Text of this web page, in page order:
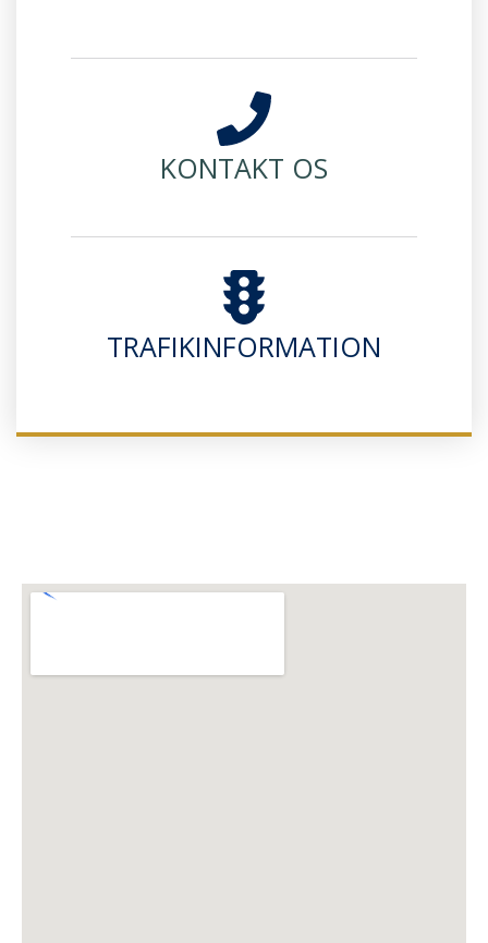
KONTAKT OS
TRAFIKINFORMATION